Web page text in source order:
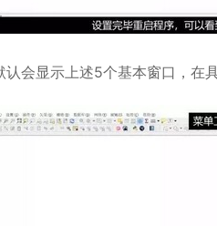
显示上述5个基本窗口，在